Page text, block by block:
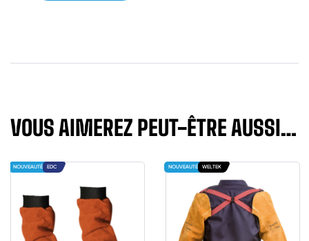
VOUS AIMEREZ PEUT-ÊTRE AUSSI…
NOUVEAUTÉ EDC NOUVEAUTÉ WELTEK